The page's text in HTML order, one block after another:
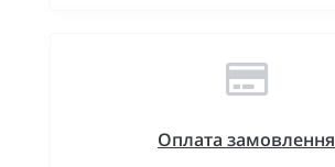
Оплата замовлення